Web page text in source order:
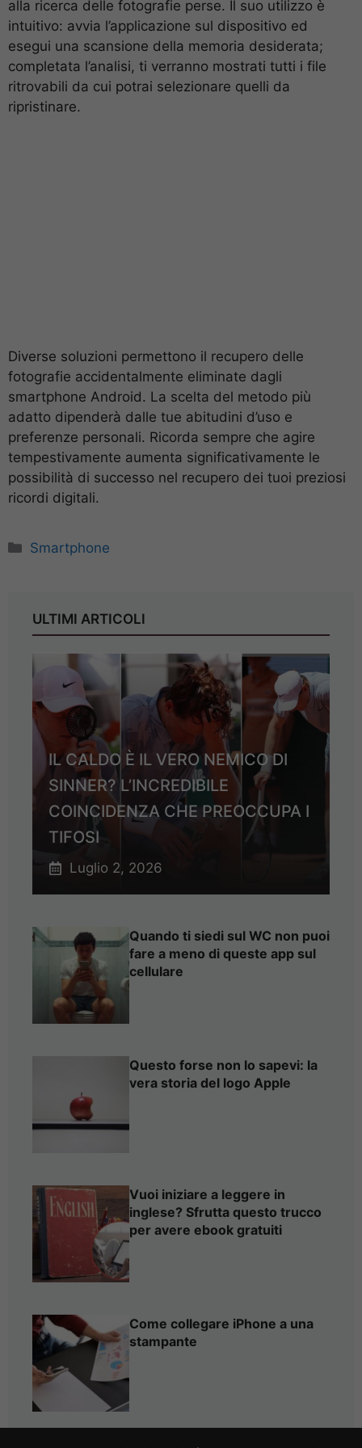
alla ricerca delle fotografie perse. Il suo utilizzo è
intuitivo: avvia l’applicazione sul dispositivo ed
esegui una scansione della memoria desiderata;
completata l’analisi, ti verranno mostrati tutti i file
ritrovabili da cui potrai selezionare quelli da
ripristinare.
Diverse soluzioni permettono il recupero delle
fotografie accidentalmente eliminate dagli
smartphone Android. La scelta del metodo più
adatto dipenderà dalle tue abitudini d’uso e
preferenze personali. Ricorda sempre che agire
tempestivamente aumenta significativamente le
possibilità di successo nel recupero dei tuoi preziosi
ricordi digitali.
Categorie
Smartphone
ULTIMI ARTICOLI
IL CALDO È IL VERO NEMICO DI
SINNER? L’INCREDIBILE
COINCIDENZA CHE PREOCCUPA I
TIFOSI
Luglio 2, 2026
Quando ti siedi sul WC non puoi
fare a meno di queste app sul
cellulare
Questo forse non lo sapevi: la
vera storia del logo Apple
Vuoi iniziare a leggere in
inglese? Sfrutta questo trucco
per avere ebook gratuiti
Come collegare iPhone a una
stampante